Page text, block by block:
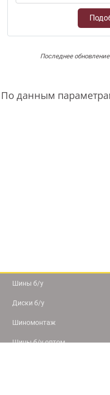
Последнее
По данным
Шины б/у
Диски б/у
Шиномонтаж
Шины б/у оптом